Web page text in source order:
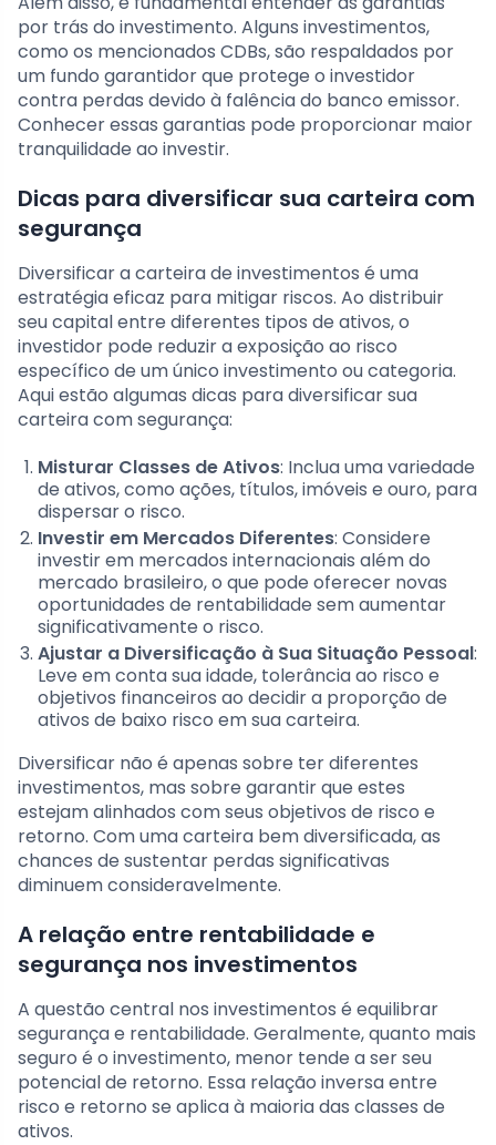
por trás do investimento. Alguns investimentos,
como os mencionados CDBs, são respaldados por
um fundo garantidor que protege o investidor
contra perdas devido à falência do banco emissor.
Conhecer essas garantias pode proporcionar maior
tranquilidade ao investir.
Dicas para diversificar sua carteira com
segurança
Diversificar a carteira de investimentos é uma
estratégia eficaz para mitigar riscos. Ao distribuir
seu capital entre diferentes tipos de ativos, o
investidor pode reduzir a exposição ao risco
específico de um único investimento ou categoria.
Aqui estão algumas dicas para diversificar sua
carteira com segurança:
Misturar Classes de Ativos: Inclua uma variedade
de ativos, como ações, títulos, imóveis e ouro, para
dispersar o risco.
Investir em Mercados Diferentes: Considere
investir em mercados internacionais além do
mercado brasileiro, o que pode oferecer novas
oportunidades de rentabilidade sem aumentar
significativamente o risco.
Ajustar a Diversificação à Sua Situação Pessoal:
Leve em conta sua idade, tolerância ao risco e
objetivos financeiros ao decidir a proporção de
ativos de baixo risco em sua carteira.
Diversificar não é apenas sobre ter diferentes
investimentos, mas sobre garantir que estes
estejam alinhados com seus objetivos de risco e
retorno. Com uma carteira bem diversificada, as
chances de sustentar perdas significativas
diminuem consideravelmente.
A relação entre rentabilidade e
segurança nos investimentos
A questão central nos investimentos é equilibrar
segurança e rentabilidade. Geralmente, quanto mais
seguro é o investimento, menor tende a ser seu
potencial de retorno. Essa relação inversa entre
risco e retorno se aplica à maioria das classes de
ativos.